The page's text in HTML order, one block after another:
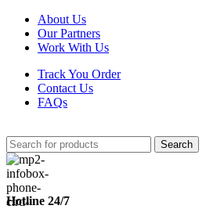
About Us
Our Partners
Work With Us
Track You Order
Contact Us
FAQs
Search
Hotline 24/7